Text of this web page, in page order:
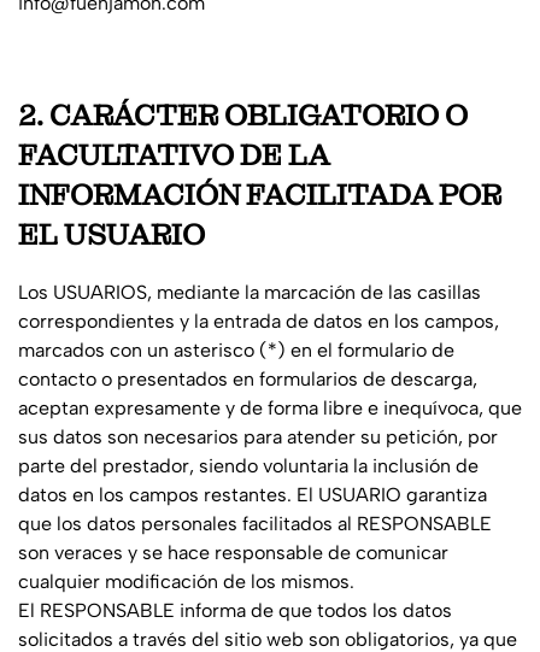
2. CARÁCTER OBLIGATORIO O
FACULTATIVO DE LA
INFORMACIÓN FACILITADA POR
EL USUARIO
Los USUARIOS, mediante la marcación de las casillas
correspondientes y la entrada de datos en los campos,
marcados con un asterisco (*) en el formulario de
contacto o presentados en formularios de descarga,
aceptan expresamente y de forma libre e inequívoca, que
sus datos son necesarios para atender su petición, por
parte del prestador, siendo voluntaria la inclusión de
datos en los campos restantes. El USUARIO garantiza
que los datos personales facilitados al RESPONSABLE
son veraces y se hace responsable de comunicar
cualquier modificación de los mismos.
El RESPONSABLE informa de que todos los datos
solicitados a través del sitio web son obligatorios, ya que